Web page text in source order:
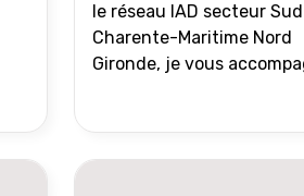
le réseau IAD secteur Sud
Charente-Maritime Nord
Gironde, je vous